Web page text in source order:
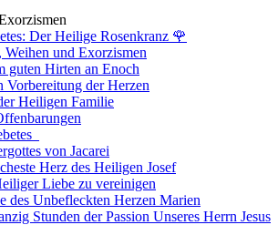
Der Heilige Rosenkranz 🌹
Weihen und Exorzismen
guten Hirten an Enoch
Vorbereitung der Herzen
Heiligen Familie
von Jacarei
Herz des Heiligen Josef
Liebe zu vereinigen
des Unbefleckten Herzen Marien
Stunden der Passion Unseres Herrn Jesus